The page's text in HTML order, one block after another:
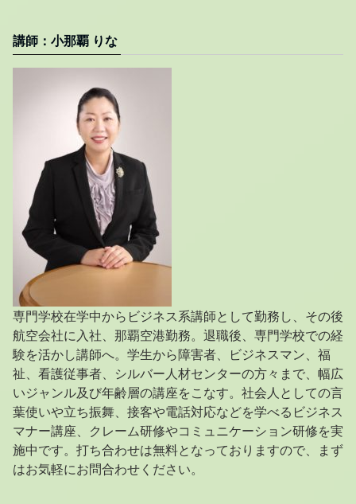
講師：小那覇 りな
専門学校在学中からビジネス系講師として勤務し、その後
航空会社に入社、那覇空港勤務。退職後、専門学校での経
験を活かし講師へ。学生から障害者、ビジネスマン、福
祉、看護従事者、シルバー人材センターの方々まで、幅広
いジャンル及び年齢層の講座をこなす。社会人としての言
葉使いや立ち振舞、接客や電話対応などを学べるビジネス
マナー講座、クレーム研修やコミュニケーション研修を実
施中です。打ち合わせは無料となっておりますので、まず
はお気軽にお問合わせください。